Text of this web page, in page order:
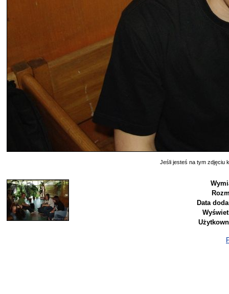
Jeśli jesteś na tym zdjęciu
Data